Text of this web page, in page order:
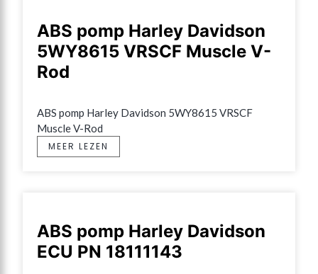
ABS pomp Harley Davidson
5WY8615 VRSCF Muscle V-
Rod
ABS pomp Harley Davidson 5WY8615 VRSCF
Muscle V-Rod
MEER LEZEN
ABS pomp Harley Davidson
ECU PN 18111143